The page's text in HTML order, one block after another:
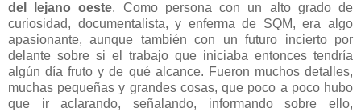
del lejano oeste. Como persona con un alto grado de
curiosidad, documentalista, y enferma de SQM, era algo
apasionante, aunque también con un futuro incierto por
delante sobre si el trabajo que iniciaba entonces tendría
algún día fruto y de qué alcance. Fueron muchos detalles,
muchas pequeñas y grandes cosas, que poco a poco hubo
que ir aclarando, señalando, informando sobre ello,